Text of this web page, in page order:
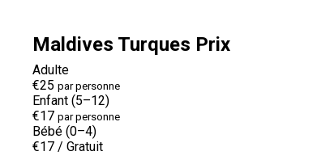
Maldives Turques Prix
Adulte
€25 par personne
Enfant (5–12)
€17 par personne
Bébé (0–4)
€17 / Gratuit